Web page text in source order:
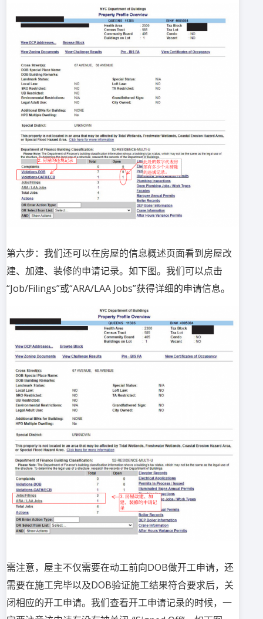
第六步：我们还可以在房屋的信息概述页面看到房屋改
建、加建、装修的申请记录。如下图。我们可以点击
“Job/Filings”或“ARA/LAA Jobs”获得详细的申请信息。
需注意，屋主不仅需要在动工前向DOB做开工申请，还
需要在施工完毕以及DOB验证施工结果符合要求后，关
闭相应的开工申请。我们查看开工申请记录的时候，一